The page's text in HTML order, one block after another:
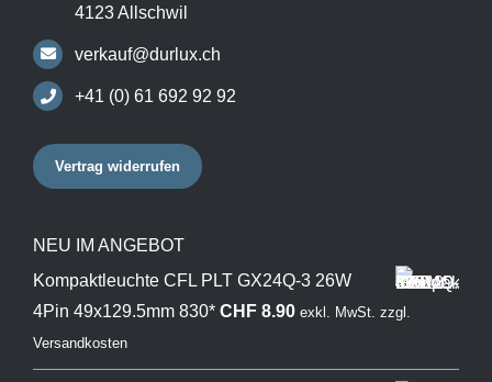
4123 Allschwil
verkauf@durlux.ch
+41 (0) 61 692 92 92
Vertrag widerrufen
NEU IM ANGEBOT
Kompaktleuchte CFL PLT GX24Q-3 26W
4Pin 49x129.5mm 830* CHF8.90 exkl. MwSt. zzgl.
Versandkosten